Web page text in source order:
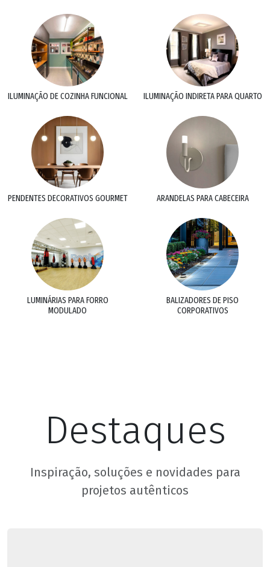
ILUMINAÇÃO DE COZINHA FUNCIONAL ILUMINAÇÃO INDIRETA PARA QUARTO
PENDENTES DECORATIVOS GOURMET ARANDELAS PARA CABECEIRA
LUMINÁRIAS PARA FORRO
MODULADO
BALIZADORES DE PISO
CORPORATIVOS
Destaques
Inspiração, soluções e novidades para
projetos autênticos